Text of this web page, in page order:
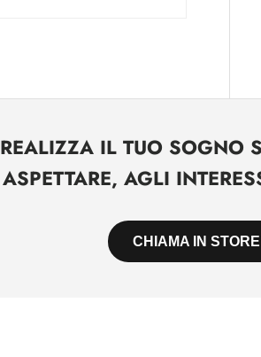
REALIZZA IL TUO SOGNO
AGLI
CHIAMA IN